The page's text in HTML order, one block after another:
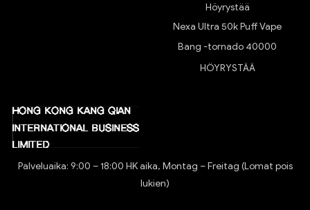
Höyrystää
Nexa Ultra 50k Puff Vape
Bang -tornado 40000
HÖYRYSTÄÄ
Palveluaika: 9:00 – 18:00 HK aika, Montag – Freitag (Lomat pois
lukien)